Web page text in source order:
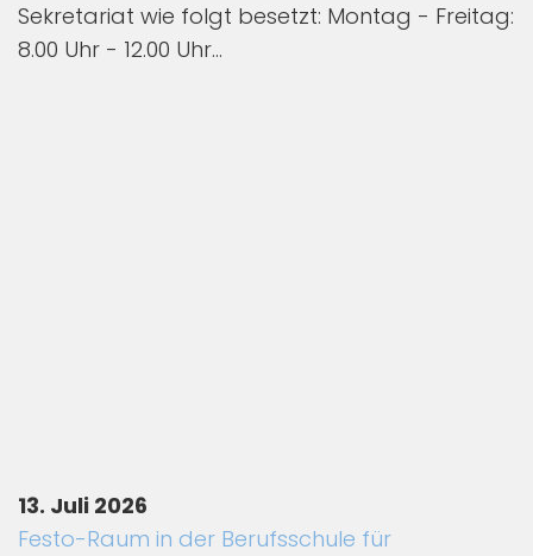
Sekretariat wie folgt besetzt: Montag - Freitag:
8.00 Uhr - 12.00 Uhr...
13. Juli 2026
Festo-Raum in der Berufsschule für